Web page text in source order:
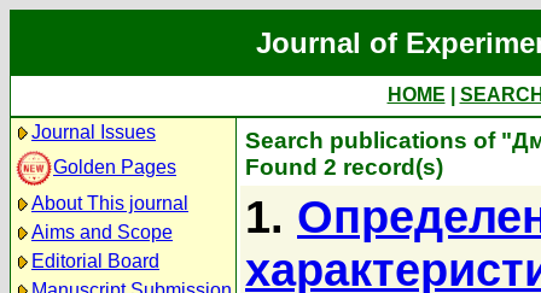
Journal of
HOME
Journal Issues
Golden Pages
About This journal
Aims and Scope
Editorial Board
Search publications of
Found 2 record(s)
1.